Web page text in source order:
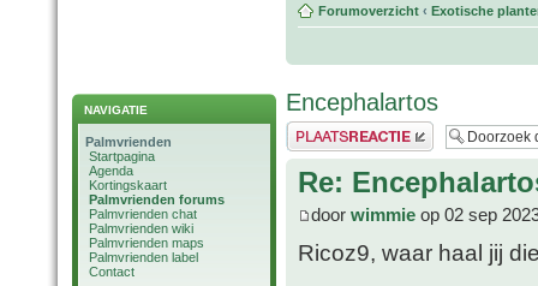
NAVIGATIE
Palmvrienden
Startpagina
Agenda
Kortingskaart
Palmvrienden forums
Palmvrienden chat
Palmvrienden wiki
Palmvrienden maps
Palmvrienden label
Contact
Forumoverzicht ‹ Exotische
Encephalartos
Plaats een reactie
Re:
door wimmie op 02 sep
Ricoz9, waar haal jij